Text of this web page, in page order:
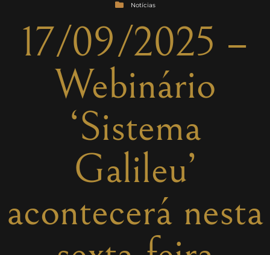
Notícias
17/09/2025 –
Webinário
‘Sistema
Galileu’
acontecerá nesta